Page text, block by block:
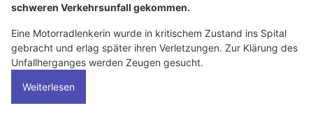
schweren Verkehrsunfall gekommen.
Eine Motorradlenkerin wurde in kritischem Zustand ins Spital
gebracht und erlag später ihren Verletzungen. Zur Klärung des
Unfallherganges werden Zeugen gesucht.
Weiterlesen